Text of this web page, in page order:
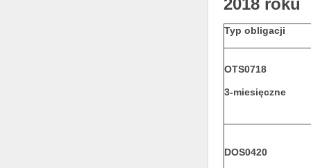
Typ obligacji
OTS0718
3-miesięczne
DOS0420